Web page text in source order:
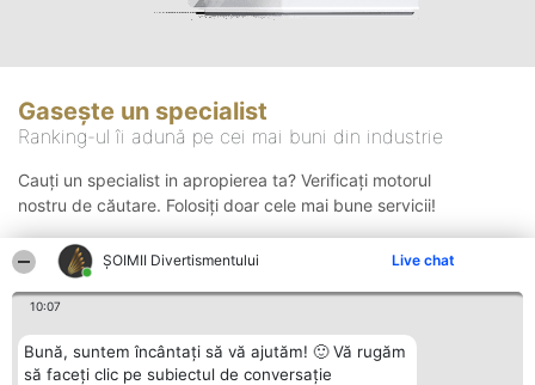
ŞOIMII Divertismentului Live chat
10:07
Bună, suntem încântați să vă ajutăm! 🙂 Vă rugăm
să faceți clic pe subiectul de conversație
Gasește un specialist
Ranking-ul îi adună pe cei mai buni din industrie
Cauți un specialist in apropierea ta? Verificați motorul
nostru de căutare. Folosiți doar cele mai bune servicii!